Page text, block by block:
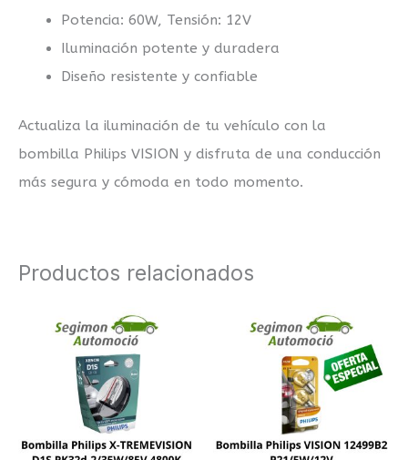
Potencia: 60W, Tensión: 12V
Iluminación potente y duradera
Diseño resistente y confiable
Actualiza la iluminación de tu vehículo con la
bombilla Philips VISION y disfruta de una conducción
más segura y cómoda en todo momento.
Productos relacionados